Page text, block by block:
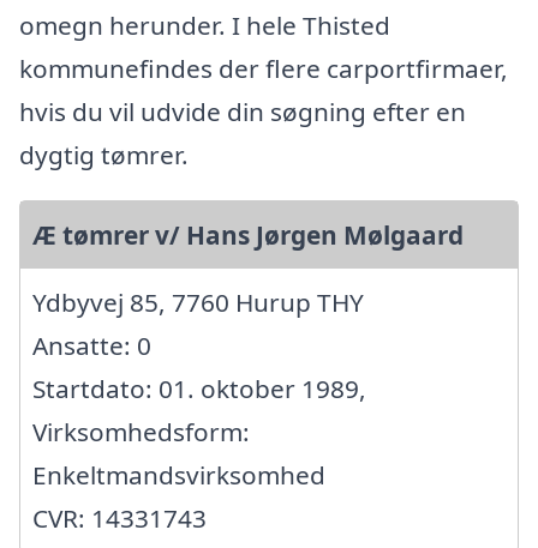
omegn herunder. I hele Thisted
kommunefindes der flere carportfirmaer,
hvis du vil udvide din søgning efter en
dygtig tømrer.
Æ tømrer v/ Hans Jørgen Mølgaard
Ydbyvej 85, 7760 Hurup THY
Ansatte: 0
Startdato: 01. oktober 1989,
Virksomhedsform:
Enkeltmandsvirksomhed
CVR: 14331743